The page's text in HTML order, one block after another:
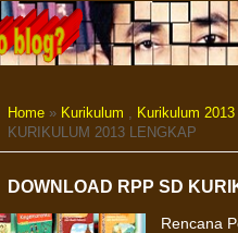
Home » Kurikulum , Kurikulum 2013
KURIKULUM 2013 LENGKAP
DOWNLOAD RPP SD
Rencana